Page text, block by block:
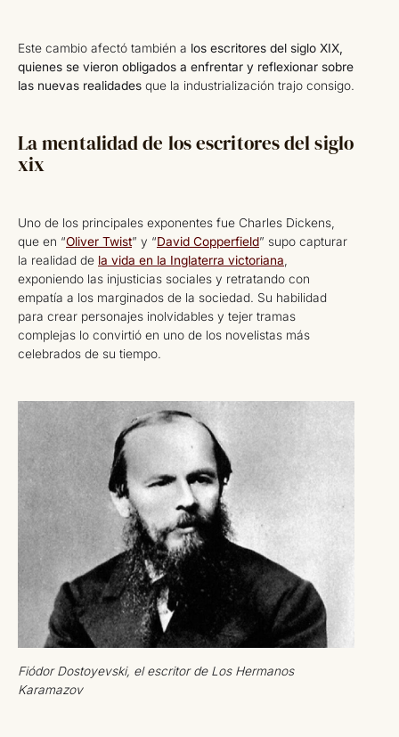
Este cambio afectó también a los escritores del siglo XIX,
quienes se vieron obligados a enfrentar y reflexionar sobre
las nuevas realidades que la industrialización trajo consigo.
La mentalidad de los escritores del siglo
xix
Uno de los principales exponentes fue Charles Dickens,
que en “Oliver Twist” y “David Copperfield” supo capturar
la realidad de la vida en la Inglaterra victoriana
exponiendo las injusticias sociales y retratando con
empatía a los marginados de la sociedad. Su habilidad
para crear personajes inolvidables y tejer tramas
complejas lo convirtió en uno de los novelistas más
celebrados de su tiempo.
Fiódor Dostoyevski, el escritor de Los Hermanos
Karamazov